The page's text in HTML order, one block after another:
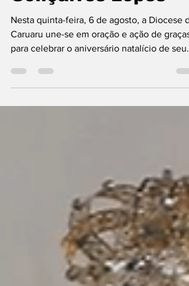
Gonçalves Lopes
Nesta quinta-feira, 6 de agosto, a Diocese
Caruaru une-se em oração e ação de graças
para celebrar o aniversário natalício de seu
sacerdotes, diáconos, religiosos, religiosas,
de serviço, proximidade e zelo pastoral. À